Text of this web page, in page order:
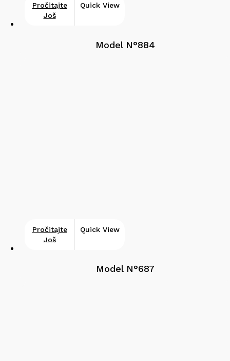
Pročitajte
Još
Quick View
Model N°884
Pročitajte
Još
Quick View
Model N°687